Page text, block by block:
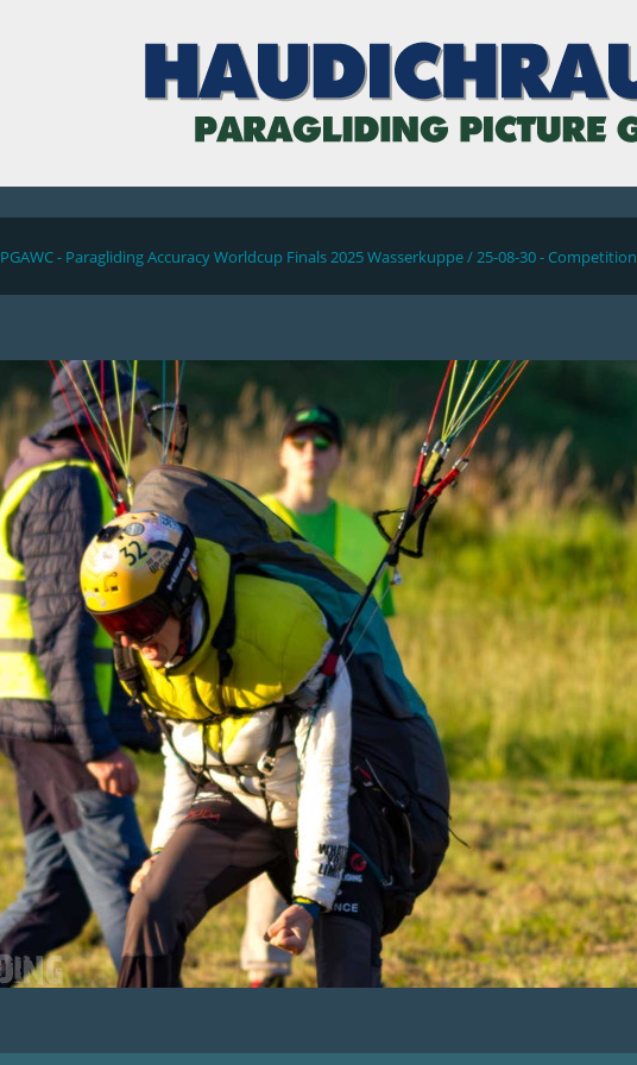
PGAWC - Paragliding Accuracy Worldcup Finals 2025 Wasserkuppe/25-08-30 - Competition